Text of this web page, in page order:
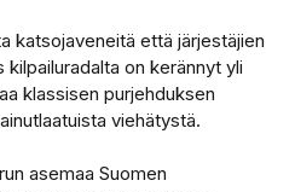
katsojaveneitä että järjestäjien
on kerännyt yli
klassisen purjehduksen
viehätystä.
asemaa Suomen